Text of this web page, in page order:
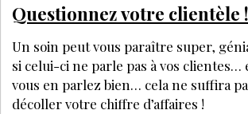
Questionnez votre clientèle !
Un soin peut vous paraître super,
si celui-ci ne parle pas à vos clientes…
vous en parlez bien… cela ne suffira
décoller votre chiffre d’affaires !